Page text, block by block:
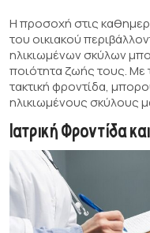
Η προσοχή στις
του οικιακού
ηλικιωμένων σκύλων
ποιότητα ζωής τους. Με
τακτική φροντίδα,
ηλικιωμένους σκύλους
Ιατρική Φροντίδα